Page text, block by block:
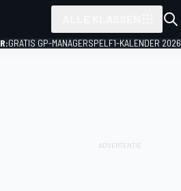
GRATIS GP-MANAGERSPEL F1-KALENDER 2026